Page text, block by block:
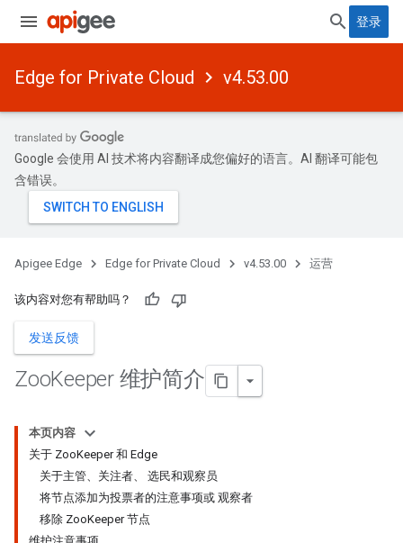
登录
Edge for Private Cloud v4.53.00
Google 会使用 AI 技术将内容翻译成您偏好的语言。AI 翻译可能包
含错误。
Apigee Edge Edge for Private Cloud v4.53.00 运营
该内容对您有帮助吗？
发送反馈
ZooKeeper 维护简介
本页内容
关于 ZooKeeper 和 Edge
关于主管、关注者、 选民和观察员
将节点添加为投票者的注意事项或 观察者
移除 ZooKeeper 节点